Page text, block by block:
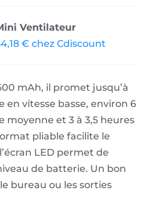
Ventilateur
€ chez Cdiscount
mAh, il promet jusqu’à
en vitesse basse, environ 6
moyenne et 3 à 3,5 heures
pliable facilite le
LED permet de
de batterie. Un bon
bureau ou les sorties